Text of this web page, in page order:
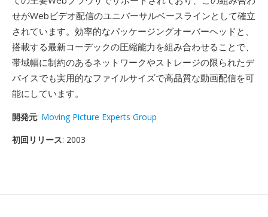
せがWebビデオ配信のユニバーサルベースラインとして確立
されています。効率的なパッケージングオーバーヘッドと、
搭載する最新コーデックの圧縮能力を組み合わせることで、
帯域幅に制約のあるネットワークやストレージの限られたデ
バイスでも実用的なファイルサイズで高品質な動画配信を可
能にしています。
開発元: Moving Picture Experts Group
初回リリース: 2003